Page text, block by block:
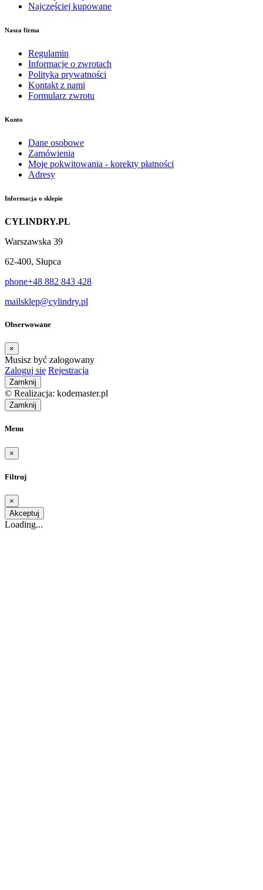
Najczęściej kupowane
Nasza firma
Regulamin
Informacje o zwrotach
Polityka prywatności
Kontakt z nami
Formularz zwrotu
Konto
Dane osobowe
Zamówienia
Moje pokwitowania - korekty płatności
Adresy
Informacja o sklepie
CYLINDRY.PL
Warszawska 39
62-400, Słupca
phone+48 882 843 428
mailsklep@cylindry.pl
Obserwowane
×
Musisz być zalogowany
Zaloguj się Rejestracja
Zamknij
© Realizacja: kodemaster.pl
Zamknij
Menu
×
Filtruj
×
Akceptuj
Loading...